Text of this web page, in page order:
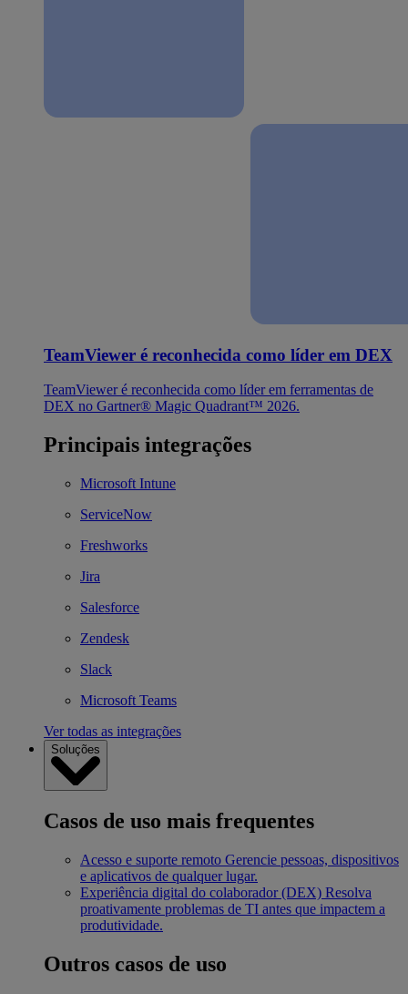
TeamViewer é reconhecida como líder em DEX
TeamViewer é reconhecida como líder em ferramentas de
DEX no Gartner® Magic Quadrant™ 2026.
Principais integrações
Microsoft Intune
ServiceNow
Freshworks
Jira
Salesforce
Zendesk
Slack
Microsoft Teams
Ver todas as integrações
Soluções
Casos de uso mais frequentes
Acesso e suporte remoto Gerencie pessoas, dispositivos
e aplicativos de qualquer lugar.
Experiência digital do colaborador (DEX) Resolva
proativamente problemas de TI antes que impactem a
produtividade.
Outros casos de uso